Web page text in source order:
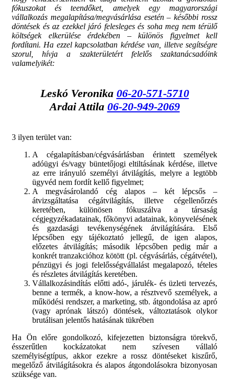
fókuszokat és teendőket, amelyek egy magyarországi
vállalkozás megalapítása/megvásárlása esetén – későbbi rossz
döntések és az ezekkel járó felesleges és soha meg nem térülő
költségek elkerülése érdekében – különös figyelmet kell
fordítani. Ha ezzel kapcsolatban kérdése van, illetve segítségre
szorul, hívja a szakterületért felelős szaktanácsadóink
valamelyikét:
Leskó Veronika 06-20-571-5710
Ardai Attila 06-20-949-2069
3 ilyen terület van:
A cégalapításban/cégvásárlásban érintett személyek
adóügyi és/vagy büntetőjogi eltiltásának kérdése, illetve
az erre irányuló személyi átvilágítás, melyre a legtöbb
ügyvéd nem fordít kellő figyelmet;
A megvásárolandó cég alapos – két lépcsős –
átvizsgáltatása cégátvilágítás, illetve cégellenőrzés
keretében, különösen fókuszálva a társaság
cégjegyzékadatainak, főkönyvi adatainak, könyvelésének
és gazdasági tevékenységének átvilágítására. Első
lépcsőben egy tájékoztató jellegű, de igen alapos,
előzetes átvilágítás; második lépcsőben pedig már a
konkrét tranzakcióhoz kötött (pl. cégvásárlás, cégátvétel),
pénzügyi és jogi felelősségvállalást megalapozó, tételes
és részletes átvilágítás keretében.
Vállalkozásindítás előtti adó-, járulék- és üzleti tervezés,
benne a termék, a know-how, a résztvevő személyek, a
működési rendszer, a marketing, stb. átgondolása az apró
(vagy aprónak látszó) döntések, változtatások olykor
brutálisan jelentős hatásának tükrében
Ha Ön előre gondolkozó, kifejezetten biztonságra törekvő,
ésszerűtlen kockázatokat nem szívesen vállaló
személyiségtípus, akkor ezekre a rossz döntéseket kiszűrő,
megelőző átvilágításokra és alapos átgondolásokra bizonyosan
szüksége van.